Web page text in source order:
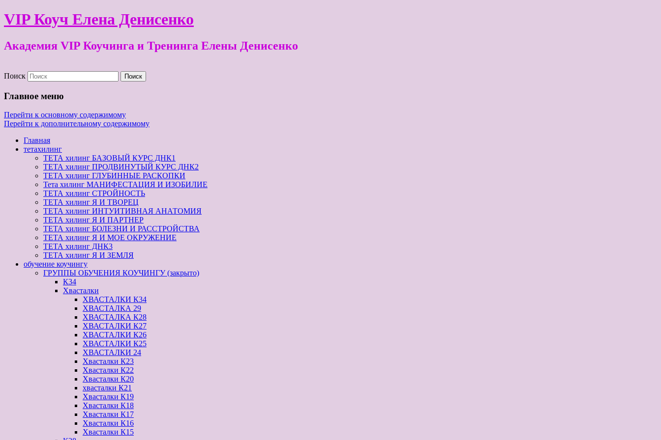
VIP Коуч Елена Денисенко
Академия VIP Коучинга и Тренинга Елены Денисенко
Поиск
Главное меню
Перейти к основному содержимому
Перейти к дополнительному содержимому
Главная
тетахилинг
ТЕТА хилинг БАЗОВЫЙ КУРС ДНК1
ТЕТА хилинг ПРОДВИНУТЫЙ КУРС ДНК2
ТЕТА хилинг ГЛУБИННЫЕ РАСКОПКИ
Тета хилинг МАНИФЕСТАЦИЯ И ИЗОБИЛИЕ
ТЕТА хилинг СТРОЙНОСТЬ
ТЕТА хилинг Я И ТВОРЕЦ
ТЕТА хилинг ИНТУИТИВНАЯ АНАТОМИЯ
ТЕТА хилинг Я И ПАРТНЕР
ТЕТА хилинг БОЛЕЗНИ И РАССТРОЙСТВА
ТЕТА хилинг Я И МОЕ ОКРУЖЕНИЕ
ТЕТА хилинг ДНК3
ТЕТА хилинг Я И ЗЕМЛЯ
обучение коучингу
ГРУППЫ ОБУЧЕНИЯ КОУЧИНГУ (закрыто)
К34
Хвасталки
ХВАСТАЛКИ К34
ХВАСТАЛКА 29
ХВАСТАЛКА К28
ХВАСТАЛКИ К27
ХВАСТАЛКИ К26
ХВАСТАЛКИ К25
ХВАСТАЛКИ 24
Хвасталки К23
Хвасталки К22
Хвасталки К20
хвасталки К21
Хвасталки К19
Хвасталки К18
Хвасталки К17
Хвасталки К16
Хвасталки К15